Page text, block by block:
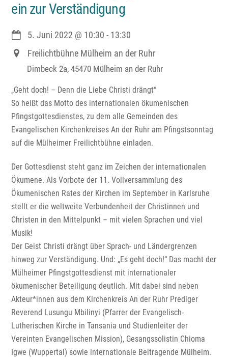
ein zur Verständigung
5. Juni 2022 @ 10:30 - 13:30
Freilichtbühne Mülheim an der Ruhr
Dimbeck 2a, 45470 Mülheim an der Ruhr
„Geht doch! – Denn die Liebe Christi drängt“
So heißt das Motto des internationalen ökumenischen
Pfingstgottesdienstes, zu dem alle Gemeinden des
Evangelischen Kirchenkreises An der Ruhr am Pfingstsonntag
auf die Mülheimer Freilichtbühne einladen.
Der Gottesdienst steht ganz im Zeichen der internationalen
Ökumene. Als Vorbote der 11. Vollversammlung des
Ökumenischen Rates der Kirchen im September in Karlsruhe
stellt er die weltweite Verbundenheit der Christinnen und
Christen in den Mittelpunkt – mit vielen Sprachen und viel
Musik!
Der Geist Christi drängt über Sprach- und Ländergrenzen
hinweg zur Verständigung. Und: „Es geht doch!“ Das macht der
Mülheimer Pfingstgottesdienst mit internationaler
ökumenischer Beteiligung deutlich. Mit dabei sind neben
Akteur*innen aus dem Kirchenkreis An der Ruhr Prediger
Reverend Lusungu Mbilinyi (Pfarrer der Evangelisch-
Lutherischen Kirche in Tansania und Studienleiter der
Vereinten Evangelischen Mission), Gesangssolistin Chioma
Igwe (Wuppertal) sowie internationale Beitragende Mülheim.